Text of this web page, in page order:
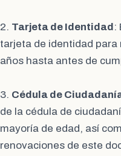
2. Tarjeta de Identidad :
tarjeta de identidad para
años hasta antes de
3. Cédula de
de la cédula de
mayoría de edad, así
renovaciones de este